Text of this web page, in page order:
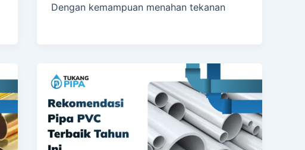
Dengan kemampuan menahan tekanan